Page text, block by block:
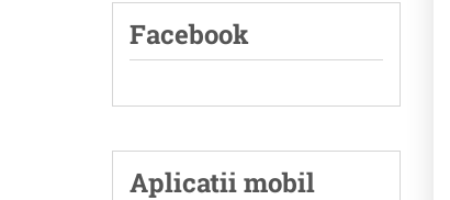
Facebook
Aplicatii mobil